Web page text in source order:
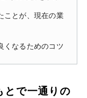
ことが、現在の業
くなるためのコツ
とで一通りの